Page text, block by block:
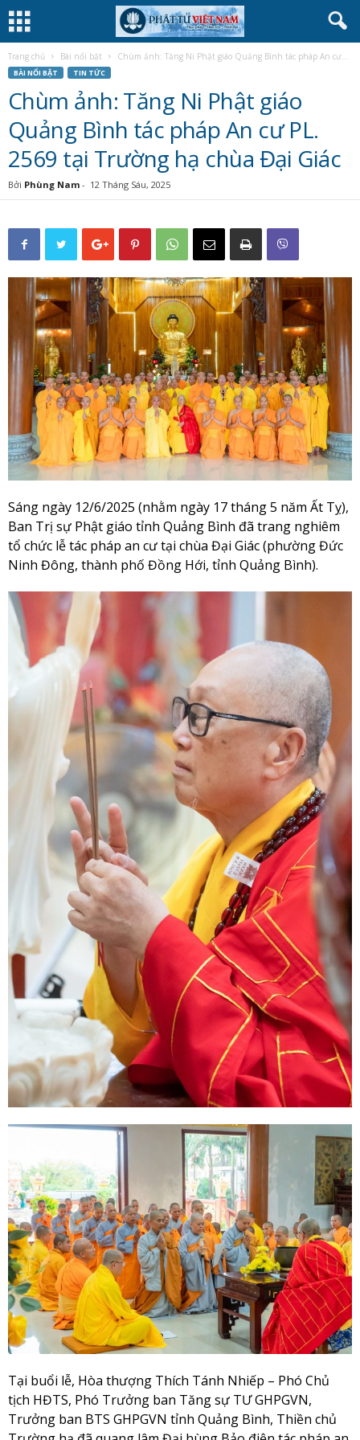
Trang chủ Bài nổi bật Chùm ảnh: Tăng Ni Phật giáo Quảng Bình tác pháp An cư...
BÀI NỔI BẬT TIN TỨC
Chùm ảnh: Tăng Ni Phật giáo
Quảng Bình tác pháp An cư PL.
2569 tại Trường hạ chùa Đại Giác
Bởi Phùng Nam - 12 Tháng Sáu, 2025
Sáng ngày 12/6/2025 (nhằm ngày 17 tháng 5 năm Ất Tỵ),
Ban Trị sự Phật giáo tỉnh Quảng Bình đã trang nghiêm
tổ chức lễ tác pháp an cư tại chùa Đại Giác (phường Đức
Ninh Đông, thành phố Đồng Hới, tỉnh Quảng Bình).
Tại buổi lễ, Hòa thượng Thích Tánh Nhiếp – Phó Chủ
tịch HĐTS, Phó Trưởng ban Tăng sự TƯ GHPGVN,
Trưởng ban BTS GHPGVN tỉnh Quảng Bình, Thiền chủ